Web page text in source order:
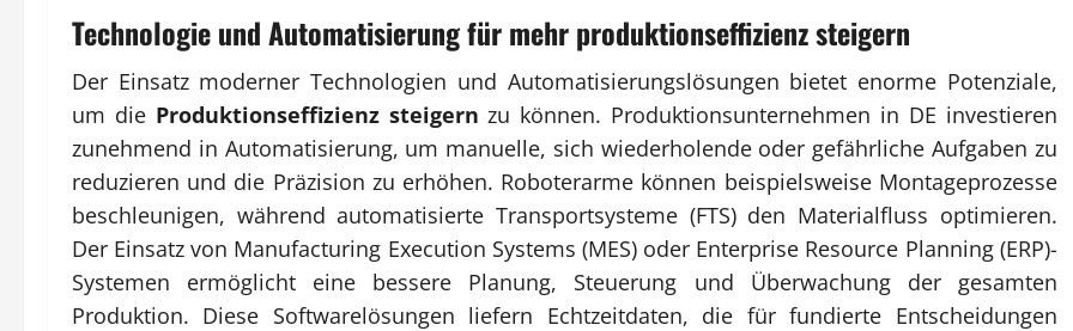
Technologie und Automatisierung für mehr produktionseffizienz steigern
Der Einsatz moderner Technologien und Automatisierungslösungen bietet enorme Potenziale,
um die Produktionseffizienz steigern zu können. Produktionsunternehmen in DE investieren
zunehmend in Automatisierung, um manuelle, sich wiederholende oder gefährliche Aufgaben zu
reduzieren und die Präzision zu erhöhen. Roboterarme können beispielsweise Montageprozesse
beschleunigen, während automatisierte Transportsysteme (FTS) den Materialfluss optimieren.
Der Einsatz von Manufacturing Execution Systems (MES) oder Enterprise Resource Planning (ERP)-
Systemen ermöglicht eine bessere Planung, Steuerung und Überwachung der gesamten
Produktion. Diese Softwarelösungen liefern Echtzeitdaten, die für fundierte Entscheidungen